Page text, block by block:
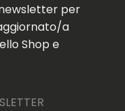
per
a
Shop e